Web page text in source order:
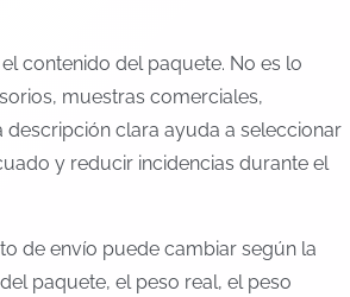
contenido del paquete. No es lo
muestras comerciales,
clara ayuda a seleccionar
y reducir incidencias durante el
de envío puede cambiar según la
paquete, el peso real, el peso